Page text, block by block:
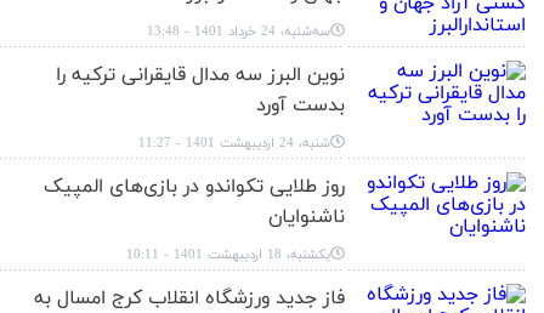
سه‌شنبه، 24 خرداد 1401 - 13:48
نوین البرز سه مدال قایقرانی ترکیه را
بدست آورد
شنبه، 24 اردیبهشت 1401 - 11:27
روز طلایی تکواندو در بازی‌های المپیک
ناشنوایان
یکشنبه، 18 اردیبهشت 1401 - 10:11
فاز جدید ورزشگاه انقلاب کرج امسال به